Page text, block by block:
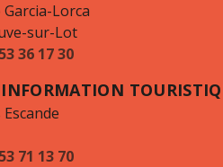
Lorca
sur-Lot
36 17 30
71 13 70